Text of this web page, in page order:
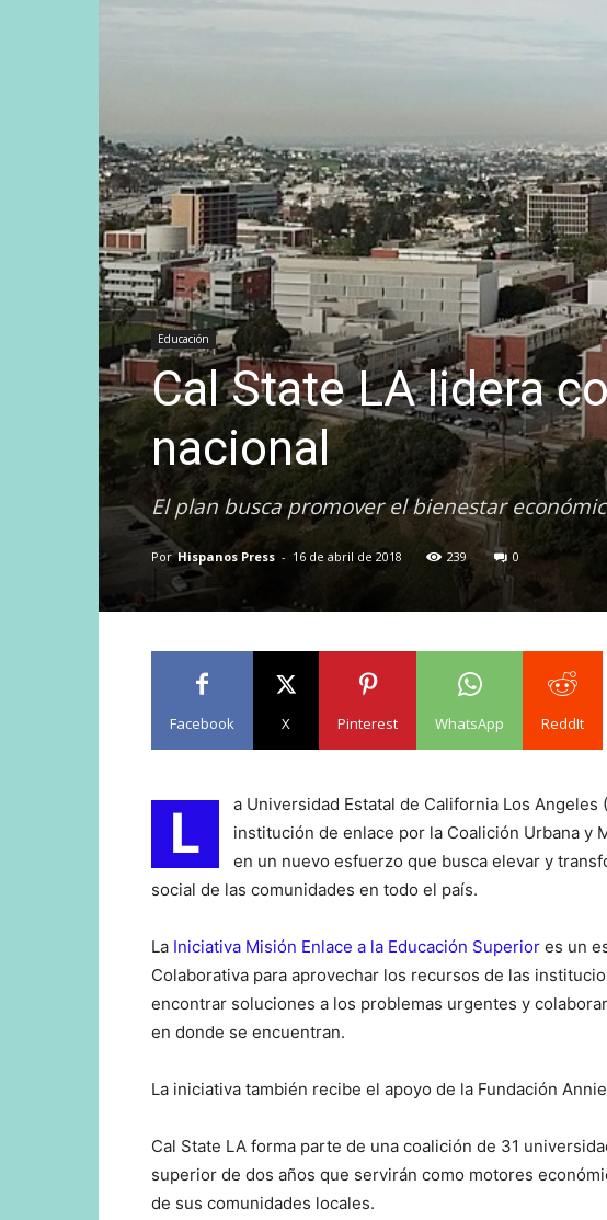
Educación
Cal State LA lidera
nacional
El plan busca promover el bienestar
Por Hispanos Press - 16 de abril de 2018 239 0
Facebook X Pinterest WhatsApp ReddIt
L
a Universidad Estatal de California Los
institución de enlace por la Coalición Urbana y
en un nuevo esfuerzo que busca elevar y
social de las comunidades en todo el país.
La Iniciativa Misión Enlace a la Educación Superior es un
Colaborativa para aprovechar los recursos de las
encontrar soluciones a los problemas urgentes y
en donde se encuentran.
La iniciativa también recibe el apoyo de la Fundación Annie
Cal State LA forma parte de una coalición de 31
superior de dos años que servirán como motores
de sus comunidades locales.